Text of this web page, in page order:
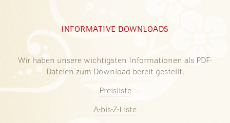
INFORMATIVE DOWNLOADS
Wir haben unsere wichtigsten Informationen als PDF-
Dateien zum Download bereit gestellt.
Preisliste
A-bis-Z-Liste